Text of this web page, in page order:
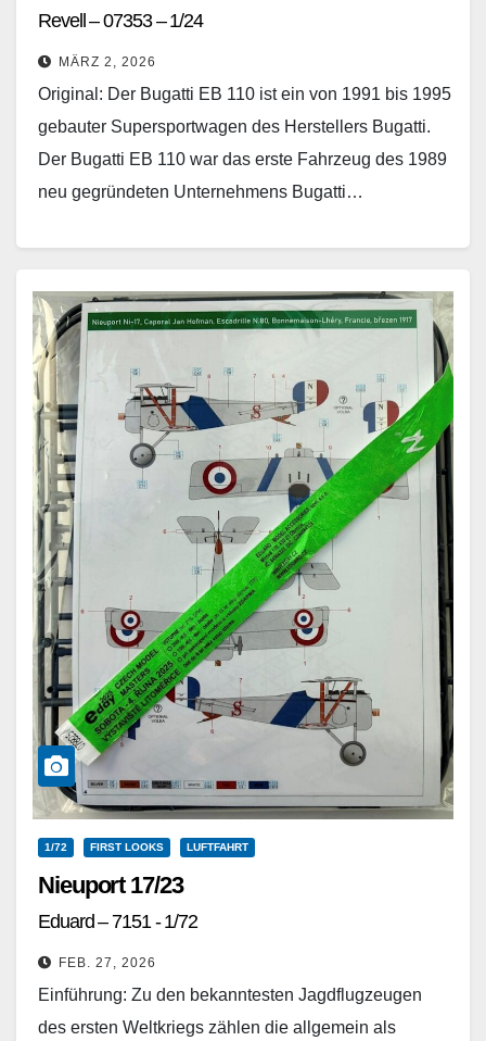
Revell – 07353 – 1/24
MÄRZ 2, 2026
Original: Der Bugatti EB 110 ist ein von 1991 bis 1995
gebauter Supersportwagen des Herstellers Bugatti.
Der Bugatti EB 110 war das erste Fahrzeug des 1989
neu gegründeten Unternehmens Bugatti…
1/72 FIRST LOOKS LUFTFAHRT
Nieuport 17/23
Eduard – 7151 - 1/72
FEB. 27, 2026
Einführung: Zu den bekanntesten Jagdflugzeugen
des ersten Weltkriegs zählen die allgemein als